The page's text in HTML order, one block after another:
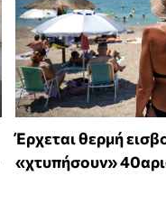
Έρχεται θερμή
«χτυπήσουν»